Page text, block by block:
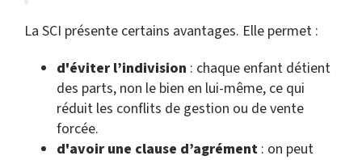
La SCI présente certains avantages. Elle permet :
d'éviter l’indivision : chaque enfant détient
des parts, non le bien en lui-même, ce qui
réduit les conflits de gestion ou de vente
forcée.
d'avoir une clause d’agrément : on peut